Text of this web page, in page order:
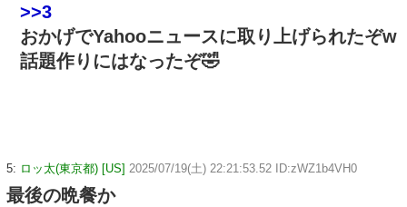
>>3
おかげでYahooニュースに取り上げられたぞw
話題作りにはなったぞ🤣
5: ロッ太(東京都) [US] 2025/07/19(土) 22:21:53.52 ID:zWZ1b4VH0
最後の晩餐か